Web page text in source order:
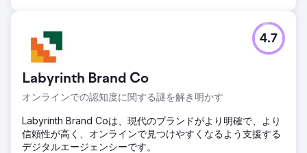
Labyrinth Brand Co
オンラインでの認知度に関する謎を解き明かす
4.7
Labyrinth Brand Coは、現代のブランドがより明確で、より
信頼性が高く、オンラインで見つけやすくなるよう支援する
デジタルエージェンシーです。